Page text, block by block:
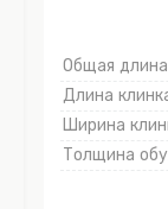
Общая
Длина
Ширина
Толщина